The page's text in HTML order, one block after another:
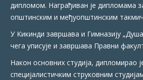
дипломом. Награђиван је дипломама
општинским и међуопштинским
У Кикинди завршава и Гимназију
чега уписује и завршава Правни
Након основних студија, дипломирао
специјалистичким струковним